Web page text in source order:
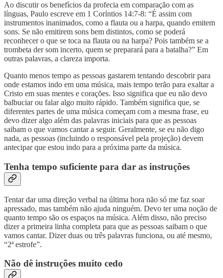
Ao discutir os benefícios da profecia em comparação com as
línguas, Paulo escreve em 1 Coríntios 14:7-8: “É assim com
instrumentos inanimados, como a flauta ou a harpa, quando emitem
sons. Se não emitirem sons bem distintos, como se poderá
reconhecer o que se toca na flauta ou na harpa? Pois também se a
trombeta der som incerto, quem se preparará para a batalha?” Em
outras palavras, a clareza importa.
Quanto menos tempo as pessoas gastarem tentando descobrir para
onde estamos indo em uma música, mais tempo terão para exaltar a
Cristo em suas mentes e corações. Isso significa que eu não devo
balbuciar ou falar algo muito rápido. Também significa que, se
diferentes partes de uma música começam com a mesma frase, eu
devo dizer algo além das palavras iniciais para que as pessoas
saibam o que vamos cantar a seguir. Geralmente, se eu não digo
nada, as pessoas (incluindo o responsável pela projeção) devem
antecipar que estou indo para a próxima parte da música.
Tenha tempo suficiente para dar as instruções
Tentar dar uma direção verbal na última hora não só me faz soar
apressado, mas também não ajuda ninguém. Devo ter uma noção de
quanto tempo são os espaços na música. Além disso, não preciso
dizer a primeira linha completa para que as pessoas saibam o que
vamos cantar. Dizer duas ou três palavras funciona, ou até mesmo,
“2ª estrofe”.
Não dê instruções muito cedo